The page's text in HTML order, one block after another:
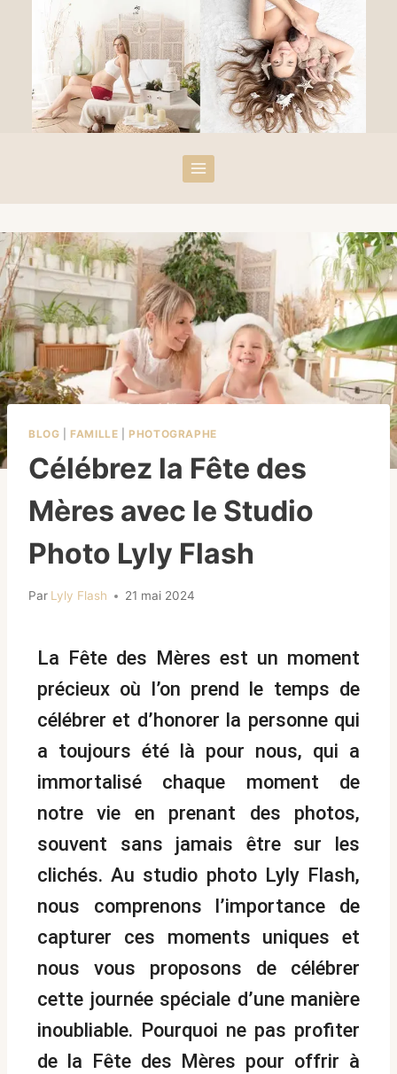
BLOG |FAMILLE |PHOTOGRAPHE
Célébrez la Fête des
Mères avec le Studio
Photo Lyly Flash
Par Lyly Flash 21 mai 2024
La Fête des Mères est un moment
précieux où l’on prend le temps de
célébrer et d’honorer la personne qui
a toujours été là pour nous, qui a
immortalisé chaque moment de
notre vie en prenant des photos,
souvent sans jamais être sur les
clichés. Au studio photo Lyly Flash,
nous comprenons l’importance de
capturer ces moments uniques et
nous vous proposons de célébrer
cette journée spéciale d’une manière
inoubliable. Pourquoi ne pas profiter
de la Fête des Mères pour offrir à